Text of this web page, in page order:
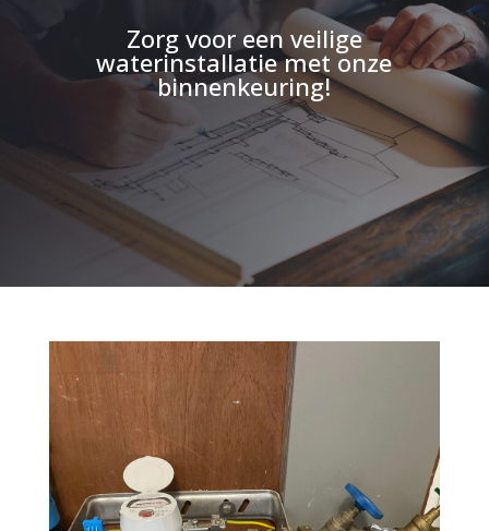
Zorg voor een veilige
waterinstallatie met onze
binnenkeuring!